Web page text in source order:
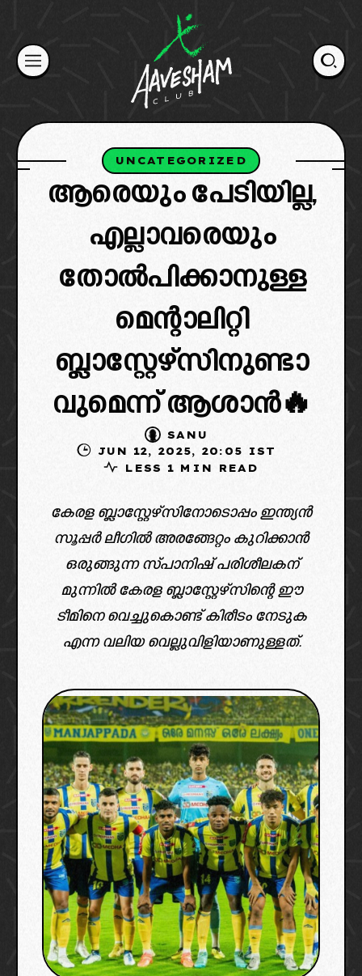
content
UNCATEGORIZED
ആരെയും പേടിയില്ല,
എല്ലാവരെയും
തോൽപിക്കാനുള്ള
മെന്റാലിറ്റി
ബ്ലാസ്റ്റേഴ്സിനുണ്ടാ
വുമെന്ന് ആശാൻ🔥
SANU
JUN 12, 2025, 20:05 IST
LESS 1 MIN READ
കേരള ബ്ലാസ്റ്റേഴ്സിനോടൊപ്പം ഇന്ത്യൻ
സൂപ്പർ ലീഗിൽ അരങ്ങേറ്റം കുറിക്കാൻ
ഒരുങ്ങുന്ന സ്പാനിഷ് പരിശീലകന്
മുന്നിൽ കേരള ബ്ലാസ്റ്റേഴ്സിന്റെ ഈ
ടീമിനെ വെച്ചുകൊണ്ട് കിരീടം നേടുക
എന്ന വലിയ വെല്ലുവിളിയാണുള്ളത്.
{"remix_data":
[],"remix_entry_point":"challenges","source_tags":
["local"],"origin":"unknown","total_draw_time":0,"tota
l_draw_actions":0,"layers_used":0,"brushes_used":0,"
photos_added":0,"total_editor_actions":
{},"tools_used":
{"transform":1},"is_sticker":false,"edited_since_last_s
ticker_save":true,"containsFTESticker":false}